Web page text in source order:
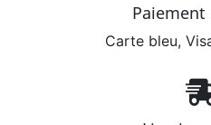
Paiement
Carte bleu,